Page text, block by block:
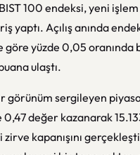
100 endeksi, yeni
yaptı. Açılış anında
göre yüzde 0,05 oranında
ulaştı.
görünüm sergileyen
değer kazanarak
zirve kapanışını